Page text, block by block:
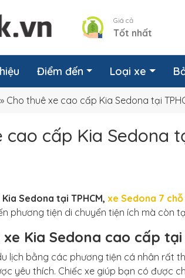
Giá cả
Tốt nhất
Điểm đến Loại xe
» Cho thuê xe cao cấp Kia Sedona tại
cao cấp Kia Sedona
Sedona tại TPHCM, xe Sedona 7 chỗ
phương tiện di chuyển tiện ích mà còn
Kia Sedona cao cấp
lịch bằng các phương tiện cá nhân rất
yêu thích. Chiếc xe giúp bạn có được